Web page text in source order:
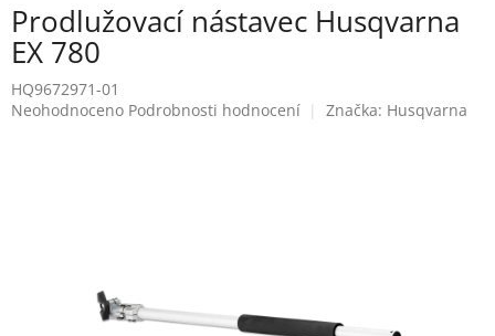
Prodlužovací nástavec Husqvarna
EX 780
HQ9672971-01
Průměrné
Neohodnoceno Podrobnosti hodnocení Značka: Husqvarna